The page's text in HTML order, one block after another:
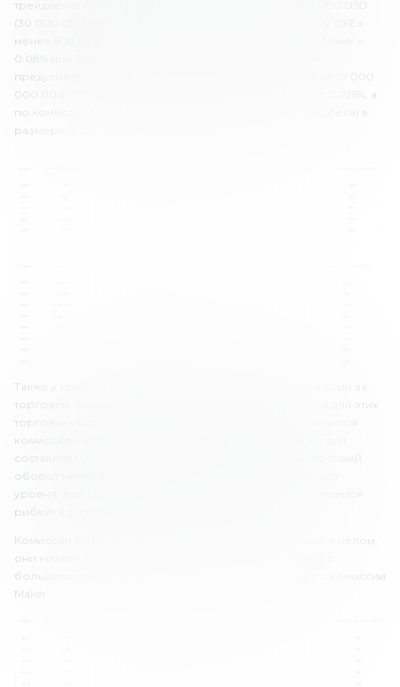
трейдеров, которые торгуют с оборотом менее 100 000 USD
(30 000 000 UAH) и имеют торговый оборот по токену OKEx
менее 500 OKB. В таком случае они платят комиссию Maker –
0.08% или Taker – 0.1%. Минимальный уровень сборов
предусмотрен для пользователей, чей оборот больше 10 000
000 000 USD. В таком случае комиссия Taker составит 0.025%, а
по комиссии Maker выплачивается рибейт (аналог кэшбека) в
размере 0.01%.
Также у криптовалютной биржи предусмотрены комиссии за
торговлю фьючерсами и опционами. Уровень сборов для этих
торговых инструментов одинаковый. Здесь также взимается
комиссия Maker и Taker. Максимальный уровень комиссий
составляет 0.02% для Maker и 0.05% для Taker, если торговый
оборот менее 100 000 USD. Что касается минимального
уровня, для Taker он равен 0.02%, а для Maker выплачивается
рибейт в размере 0.01%.
Комиссии OKEx можно считать достаточно выгодными, в целом,
они низкие. Если же ты – профессиональный трейдер с
большими оборотами, то можешь получать рибейт по комиссии
Maker.